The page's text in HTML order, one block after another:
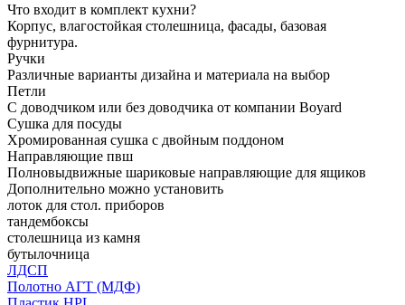
Что входит в комплект кухни?
Корпус, влагостойкая столешница, фасады, базовая
фурнитура.
Ручки
Различные варианты дизайна и материала на выбор
Петли
С доводчиком или без доводчика от компании Boyard
Сушка для посуды
Хромированная сушка с двойным поддоном
Направляющие пвш
Полновыдвижные шариковые направляющие для ящиков
Дополнительно можно установить
лоток для стол. приборов
тандембоксы
столешница из камня
бутылочница
ЛДСП
Полотно АГТ (МДФ)